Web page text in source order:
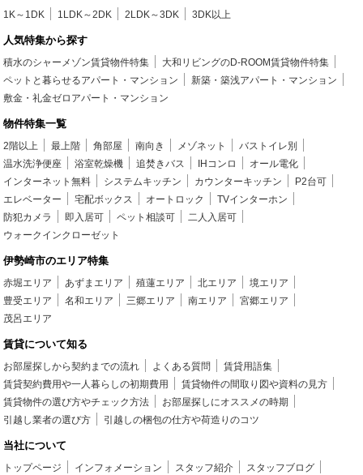
1K～1DK 1LDK～2DK 2LDK～3DK 3DK以上
人気特集から探す
積水のシャーメゾン賃貸物件特集
大和リビングのD-ROOM賃貸物件特集
ペットと暮らせるアパート・マンション
新築・築浅アパート・マンション
敷金・礼金ゼロアパート・マンション
物件特集一覧
2階以上 最上階 角部屋 南向き メゾネット
バストイレ別
温水洗浄便座
浴室乾燥機 追焚きバス IHコンロ
オール電化
インターネット無料
システムキッチン カウンターキッチン
P2台可
エレベーター
宅配ボックス オートロック
TVインターホン
防犯カメラ
即入居可 ペット相談可
二人入居可
ウォークインクローゼット
伊勢崎市のエリア特集
赤堀エリア あずまエリア 殖蓮エリア 北エリア
境エリア
豊受エリア
名和エリア 三郷エリア 南エリア
宮郷エリア
茂呂エリア
賃貸について知る
お部屋探しから契約までの流れ よくある質問
賃貸用語集
賃貸契約費用や一人暮らしの初期費用
賃貸物件の間取り図や資料の見方
賃貸物件の選び方やチェック方法
お部屋探しにオススメの時期
引越し業者の選び方
引越しの梱包の仕方や荷造りのコツ
当社について
トップページ インフォメーション スタッフ紹介
スタッフブログ